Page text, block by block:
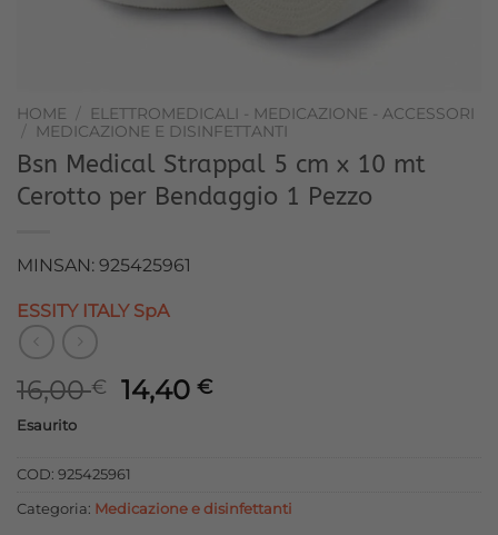
HOME /
ELETTROMEDICALI - MEDICAZIONE - ACCESSORI
/
MEDICAZIONE E DISINFETTANTI
Bsn Medical Strappal 5 cm x 10 mt
Cerotto per Bendaggio 1 Pezzo
MINSAN: 925425961
ESSITY ITALY SpA
16,00€
Il
era:
16,00 €.
14,40€Il
14,40 €.
Esaurito
COD: 925425961
Categoria: Medicazione e disinfettanti